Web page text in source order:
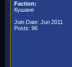
Faction:
Кушане
Join Date: Jun 2011
Posts: 96